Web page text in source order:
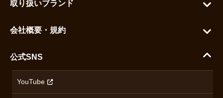
ご利用ガイド
配送・送料について
ハラダの保証とアフターサービス
取り扱いブランド
セイコー
カシオ
会社概要・規約
沿革
公式SNS
YouTube